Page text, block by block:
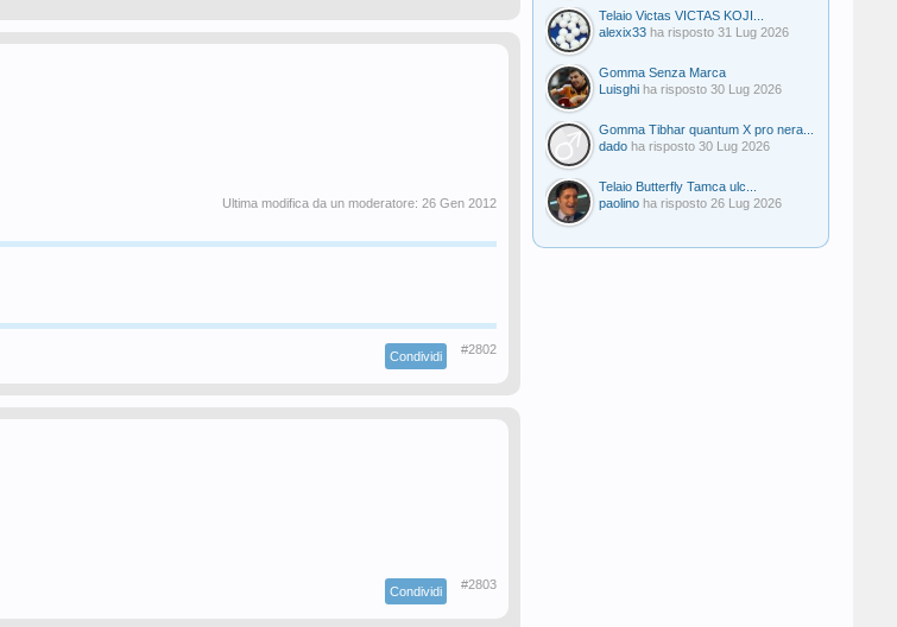
Ultima modifica da un moderatore: 26 Gen 2012
Condividi #2802
Condividi #2803
Telaio Victas VICTAS KOJI...
alexix33 ha risposto 31 Lug 2026
Gomma Senza Marca
Luisghi ha risposto 30 Lug 2026
Gomma Tibhar quantum X pro nera...
dado ha risposto 30 Lug 2026
Telaio Butterfly Tamca ulc...
paolino ha risposto 26 Lug 2026